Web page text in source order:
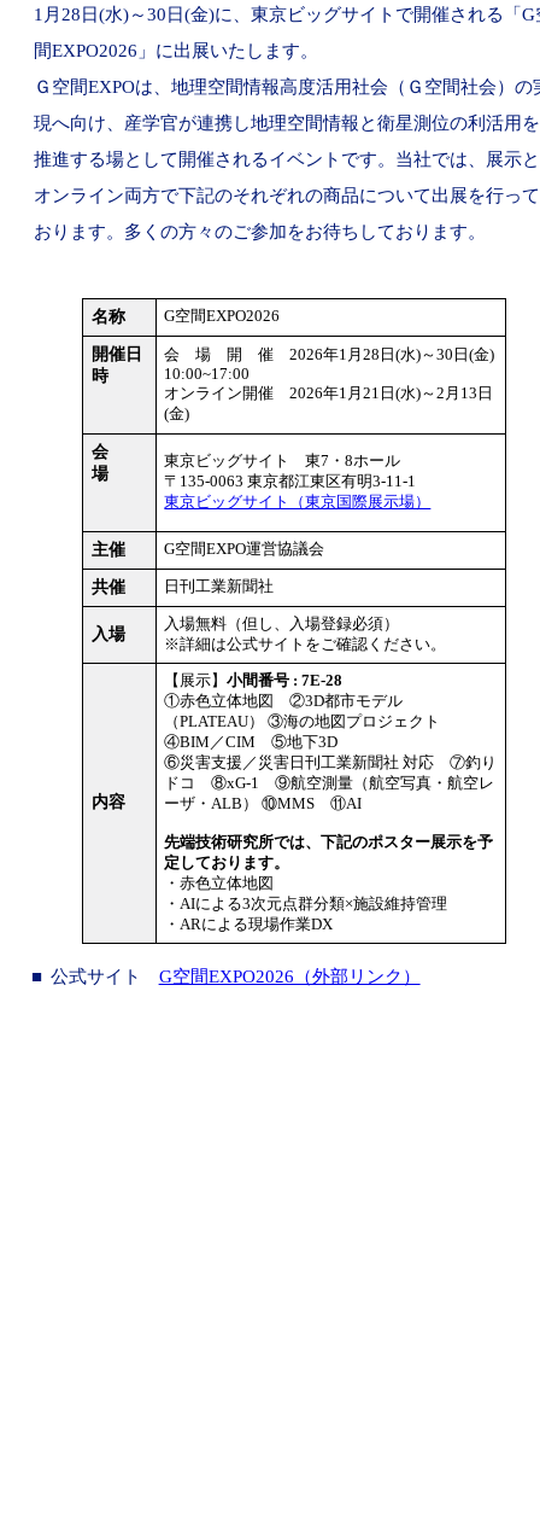
1月28日(水)～30日(金)に、東京ビッグサイトで開催される「G
間EXPO2026」に出展いたします。
Ｇ空間EXPOは、地理空間情報高度活用社会（Ｇ空間社会）の
現へ向け、産学官が連携し地理空間情報と衛星測位の利活用を
推進する場として開催されるイベントです。当社では、展示と
オンライン両方で下記のそれぞれの商品について出展を行って
おります。多くの方々のご参加をお待ちしております。
名称 G空間EXPO2026
開催日
時
会 場 開 催 2026年1月28日(水)～30日(金)
10:00~17:00
オンライン開催 2026年1月21日(水)～2月13日
(金)
会
場
東京ビッグサイト 東7・8ホール
〒135-0063 東京都江東区有明3-11-1
東京ビッグサイト（東京国際展示場）
主催 G空間EXPO運営協議会
共催 日刊工業新聞社
入場
入場無料（但し、入場登録必須）
※詳細は公式サイトをご確認ください。
内容
【展示】小間番号 : 7E-28
①赤色立体地図 ②3D都市モデル
（PLATEAU） ③海の地図プロジェクト
④BIM／CIM ⑤地下3D
⑥災害支援／災害日刊工業新聞社 対応 ⑦釣り
ドコ ⑧xG-1 ⑨航空測量（航空写真・航空レ
ーザ・ALB） ⑩MMS ⑪AI
先端技術研究所では、下記のポスター展示を予
定しております。
・赤色立体地図
・AIによる3次元点群分類×施設維持管理
・ARによる現場作業DX
公式サイト G空間EXPO2026（外部リンク）